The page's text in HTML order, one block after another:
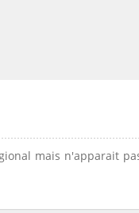
mais n'apparait